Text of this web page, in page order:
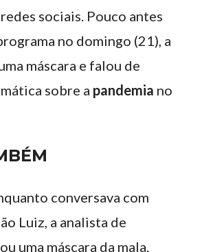
sociais. Pouco antes
no domingo (21), a
máscara e falou de
sobre a pandemia no
conversava com
Luiz, a analista de
uma máscara da mala.